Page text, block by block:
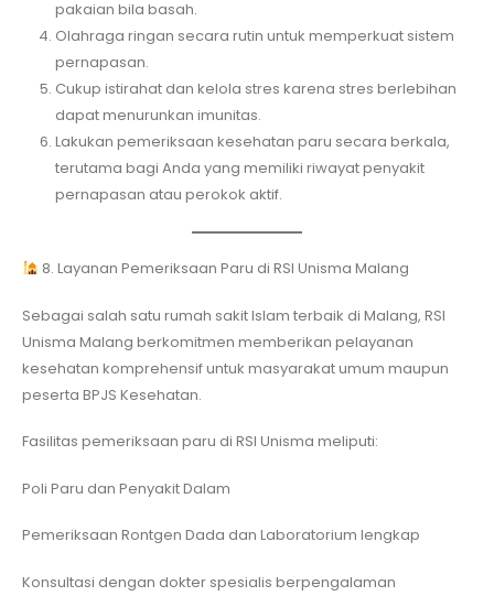
pakaian bila basah.
Olahraga ringan secara rutin untuk memperkuat sistem
pernapasan.
Cukup istirahat dan kelola stres karena stres berlebihan
dapat menurunkan imunitas.
Lakukan pemeriksaan kesehatan paru secara berkala,
terutama bagi Anda yang memiliki riwayat penyakit
pernapasan atau perokok aktif.
8. Layanan Pemeriksaan Paru di RSI Unisma Malang
Sebagai salah satu rumah sakit Islam terbaik di Malang, RSI
Unisma Malang berkomitmen memberikan pelayanan
kesehatan komprehensif untuk masyarakat umum maupun
peserta BPJS Kesehatan.
Fasilitas pemeriksaan paru di RSI Unisma meliputi:
Poli Paru dan Penyakit Dalam
Pemeriksaan Rontgen Dada dan Laboratorium lengkap
Konsultasi dengan dokter spesialis berpengalaman